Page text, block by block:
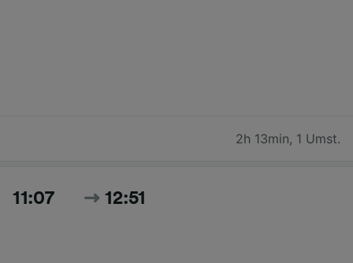
2h 13min, 1 Umst.
11:07 12:51